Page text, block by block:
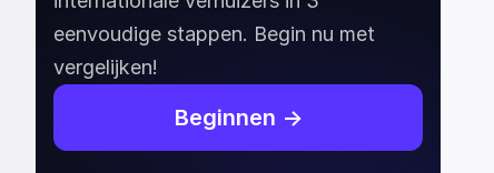
eenvoudige stappen. Begin nu met
vergelijken!
Beginnen ->